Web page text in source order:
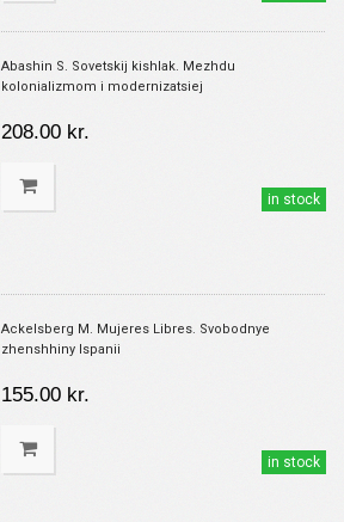
Abashin S. Sovetskij kishlak. Mezhdu
kolonializmom i modernizatsiej
208.00 kr.
in stock
Ackelsberg M. Mujeres Libres. Svobodnye
zhenshhiny Ispanii
155.00 kr.
in stock